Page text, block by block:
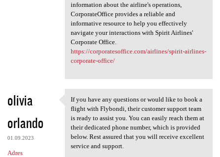
information about the airline's operations,
CorporateOffice provides a reliable and
informative resource to help you effectively
navigate your interactions with Spirit Airlines'
Corporate Office.
https://corporatesoffice.com/airlines/spirit-airlines-
corporate-office/
olivia
orlando
01.09.2023
Adres
If you have any questions or
If you have any questions or would like to book a
flight with Flybondi, their customer support team
is ready to assist you. You can easily reach them at
their dedicated phone number, which is provided
below. Rest assured that you will receive excellent
service and support.